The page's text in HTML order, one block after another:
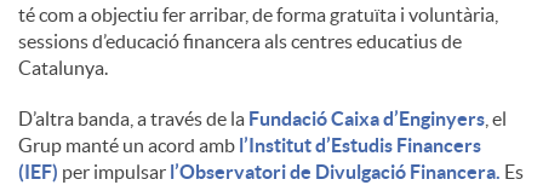
t
s
té com a objectiu fer arribar, de forma gratuïta i voluntària,
sessions d’educació financera als centres educatius de
Catalunya.
D’altra banda, a través de la Fundació Caixa d’Enginyers , el
Grup manté un acord amb l’Institut d’Estudis Financers
(IEF) per impulsar l’Observatori de Divulgació Financera. Es